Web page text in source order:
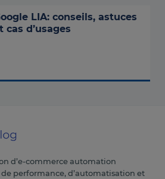
LIA: conseils, astuces
cas d’usages
d’e-commerce automation
performance, d’automatisation et